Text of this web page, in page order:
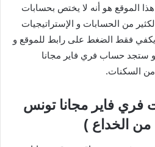
الموقع هو أنه لا يختص بحسابات
من الحسابات و الإستراتيجيات
, يكفي فقط الضغط على رابط للموقع و
و ستجد حساب فري فاير مجانا
السكنات.
فاير مجانا تونس